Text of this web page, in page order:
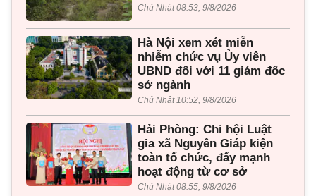
Chủ Nhật 08:53, 9/8/2026
Hà Nội xem xét miễn
nhiễm chức vụ Ủy viên
UBND đối với 11 giám đốc
sở ngành
Chủ Nhật 10:52, 9/8/2026
Hải Phòng: Chi hội Luật
gia xã Nguyên Giáp kiện
toàn tổ chức, đẩy mạnh
hoạt động từ cơ sở
Chủ Nhật 08:55, 9/8/2026